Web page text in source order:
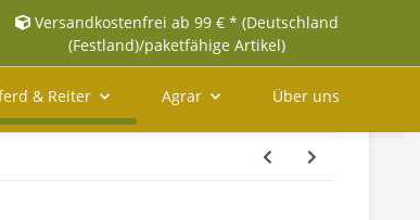
Versandkostenfrei ab 99 € * (Deutschland
(Festland)/paketfähige Artikel)
& Reiter Agrar Über uns